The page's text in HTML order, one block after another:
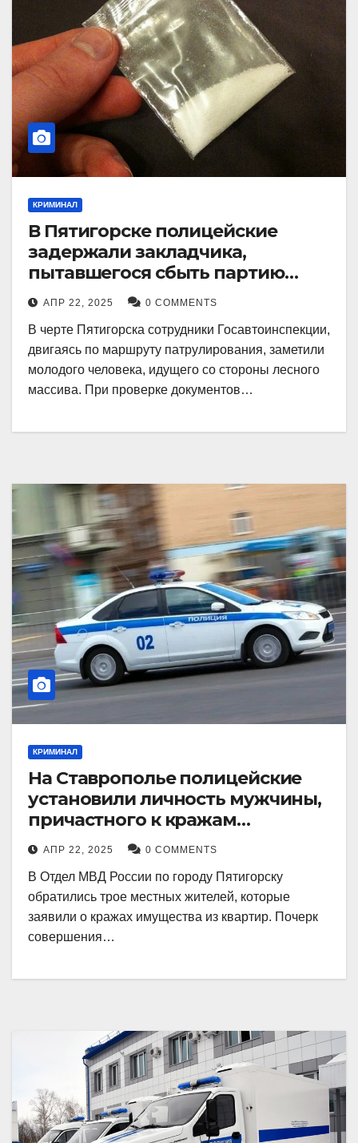
КРИМИНАЛ
В Пятигорске полицейские
задержали закладчика,
пытавшегося сбыть партию
синтетического наркотика
АПР 22, 2025 0 COMMENTS
В черте Пятигорска сотрудники Госавтоинспекции,
двигаясь по маршруту патрулирования, заметили
молодого человека, идущего со стороны лесного
массива. При проверке документов…
КРИМИНАЛ
На Ставрополье полицейские
установили личность мужчины,
причастного к кражам
имущества из квартир в
Пятигорске
АПР 22, 2025 0 COMMENTS
В Отдел МВД России по городу Пятигорску
обратились трое местных жителей, которые
заявили о кражах имущества из квартир. Почерк
совершения…